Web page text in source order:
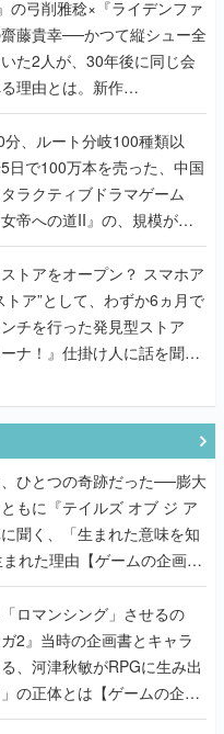
の弓削雅稔×『ライデンファ
藤貴幸──かつて縦シュー全
た2人が、30年後に同じ会
理由とは。新作
』で初タッグを組
2人に訊く開発秘話
、ルート分岐100種類以
日で100万本を売った、中国
ラクティブドラマゲーム
女帝への道II』の、規模が違
ロデューサーに聞いた
をオープン？ スマホア
トア”として、わずか6ヵ月で
チを行った発見型ストア
ーナ！』仕掛け人に話を聞い
、ひとつの奇跡だった──膨大
もに『テイルズ オブ ジ ア
聞く、「生まれた意味を知
れた理由【ゲームの企画
ロマンシング」させるの
2』当時の企画書とキャラ
、河津秋敏がRPGに生み出
の正体とは【ゲームの企画